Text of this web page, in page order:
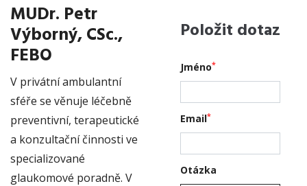
MUDr. Petr
Výborný, CSc.,
FEBO
V privátní ambulantní
sféře se věnuje léčebně
preventivní, terapeutické
a konzultační činnosti ve
specializované
glaukomové poradně. V
Položit dotaz
Jméno*
Email*
Otázka